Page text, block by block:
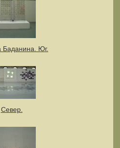
Баданина. Юг.
Север.